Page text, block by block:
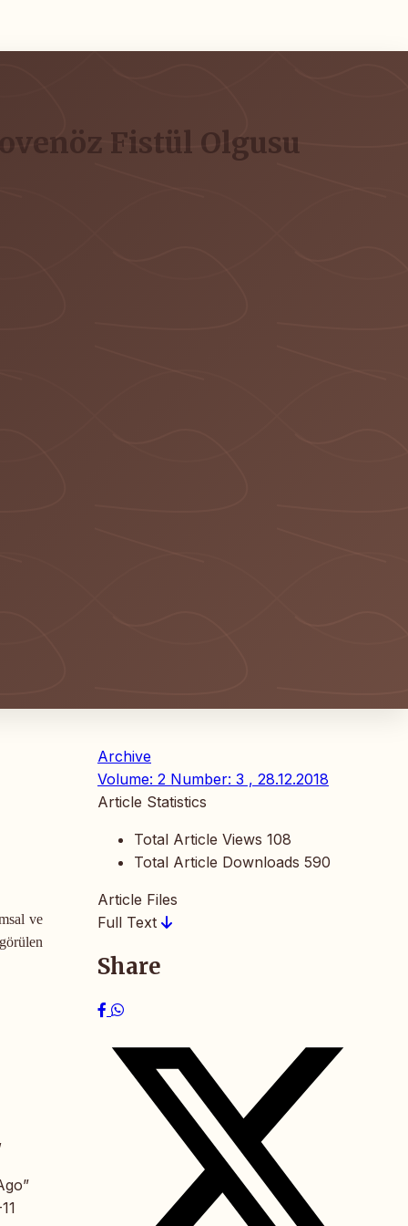
Fistül Olgusu
ve
Archive
Volume: 2 Number: 3 , 28.12.2018
Article Statistics
Total Article Views 108
Total Article Downloads 590
Article Files
Full Text
Share